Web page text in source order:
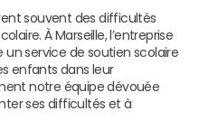
souvent des difficultés
À Marseille, l’entreprise
un service de soutien scolaire
enfants dans leur
notre équipe dévouée
ses difficultés et à